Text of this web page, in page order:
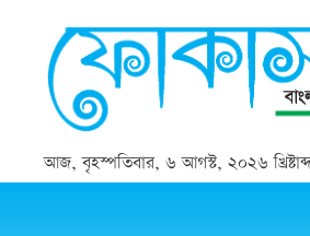
আজ, বৃহস্পতিবার, ৬ আগস্ট, ২০২৬